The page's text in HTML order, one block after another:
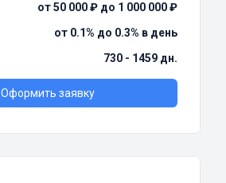
от 50 000 ₽ до 1 000 000 ₽
от 0.1% до 0.3% в день
730 - 1459 дн.
Оформить заявку